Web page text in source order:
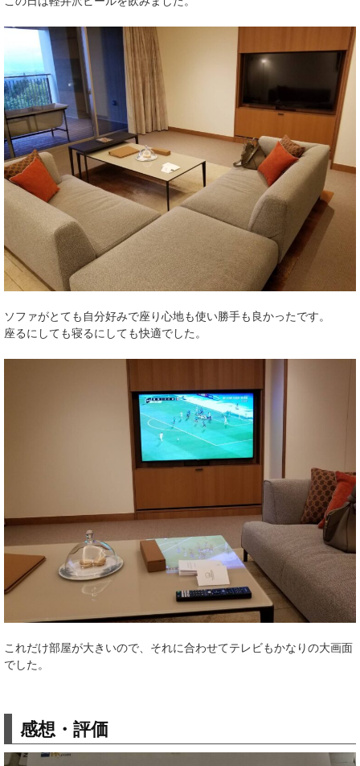
ソファがとても自分好みで座り心地も使い勝手も良かったです。
座るにしても寝るにしても快適でした。
これだけ部屋が大きいので、それに合わせてテレビもかなりの大画面
でした。
感想・評価